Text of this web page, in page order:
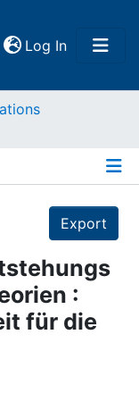
Log In(current)
Export
:
für die